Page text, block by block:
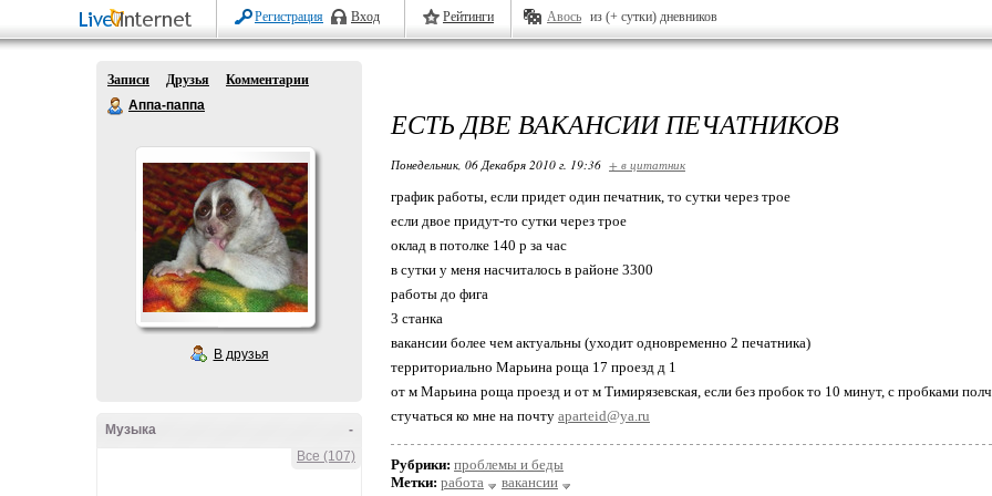
Регистрация Вход Рейтинги Авось из (+ сутки) дневников
Записи Друзья
Комментарии
Аппа-паппа
В друзья
-
Музыка
Все (107)
ЕСТЬ ДВЕ ВАКАНСИИ ПЕЧАТНИКОВ
Понедельник, 06 Декабря 2010 г. 19:36 + в цитатник
график работы, если придет один печатник, то сутки через трое
если двое придут-то сутки через трое
оклад в потолке 140 р за час
в сутки у меня насчиталось в районе 3300
работы до фига
3 станка
вакансии более чем актуальны (уходит одновременно 2 печатника)
территориально Марьина роща 17 проезд д 1
от м Марьина роща проезд и от м Тимирязевская, если без пробок то 10 минут, с пробками
стучаться ко мне на почту aparteid@ya.ru
Рубрики: проблемы и беды
Метки: работа вакансии